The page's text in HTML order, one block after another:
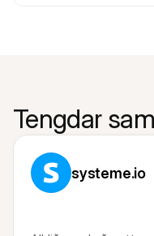
Tengdar
systeme.io